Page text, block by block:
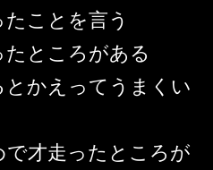
たことを言う
たところがある
とかえってうまくい
で才走ったところが